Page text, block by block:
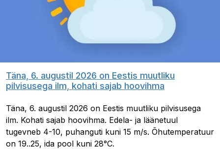
Täna, 6. augustil 2026 on Eestis muutliku
pilvisusega ilm, kohati sajab hoovihma
Täna, 6. augustil 2026 on Eestis muutliku pilvisusega
ilm. Kohati sajab hoovihma. Edela- ja läänetuul
tugevneb 4-10, puhanguti kuni 15 m/s. Õhutemperatuur
on 19..25, ida pool kuni 28°C.